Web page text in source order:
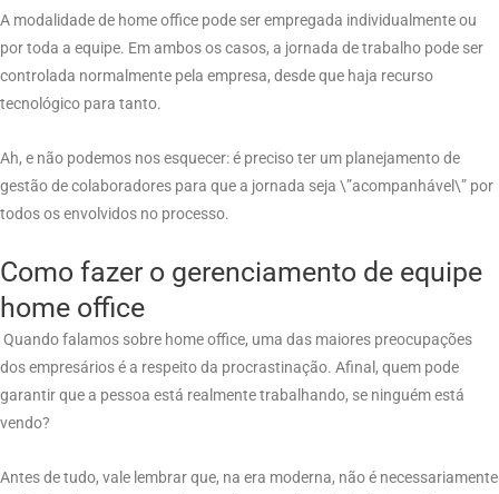
A modalidade de home office pode ser empregada individualmente ou
por toda a equipe. Em ambos os casos, a jornada de trabalho pode ser
controlada normalmente pela empresa, desde que haja recurso
tecnológico para tanto.
Ah, e não podemos nos esquecer: é preciso ter um planejamento de
gestão de colaboradores para que a jornada seja \”acompanhável\” por
todos os envolvidos no processo.
Como fazer o gerenciamento de equipe
home office
Quando falamos sobre home office, uma das maiores preocupações
dos empresários é a respeito da procrastinação. Afinal, quem pode
garantir que a pessoa está realmente trabalhando, se ninguém está
vendo?
Antes de tudo, vale lembrar que, na era moderna, não é necessariamente